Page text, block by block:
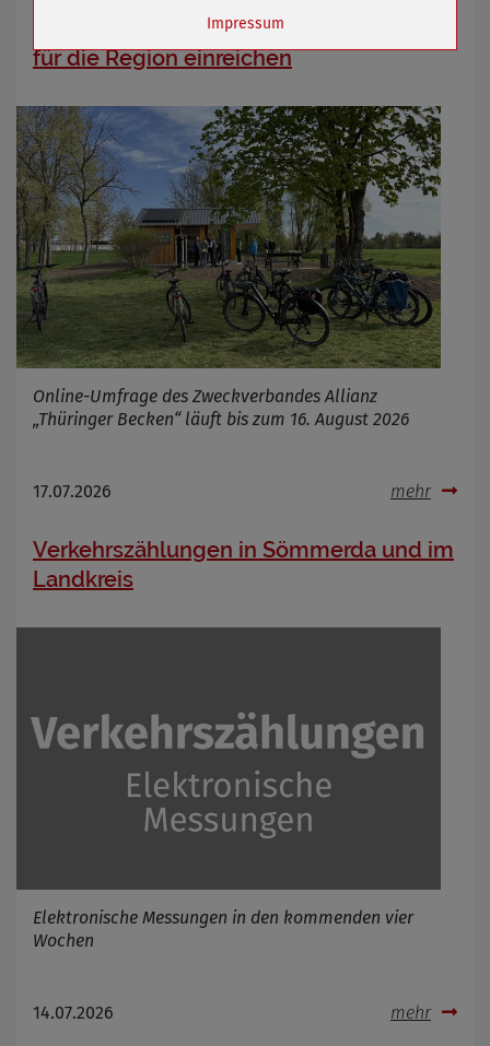
Bürgerinnen und Bürger können Ideen
für die Region einreichen
Online-Umfrage des Zweckverbandes Allianz
„Thüringer Becken“ läuft bis zum 16. August 2026
17.07.2026 mehr
Verkehrszählungen in Sömmerda und im
Landkreis
Elektronische Messungen in den kommenden vier
Wochen
14.07.2026 mehr
Anbieter
Zweck
Marketing/Tracking
Cookie Name
_osm_totp_token
Cookie Laufzeit
Name
Cookies die bei der Verwendung von
OpenWeatherAPI gesetzt werden
Anbieter
Zweck
Cookie Name
Cookie Laufzeit
Impressum